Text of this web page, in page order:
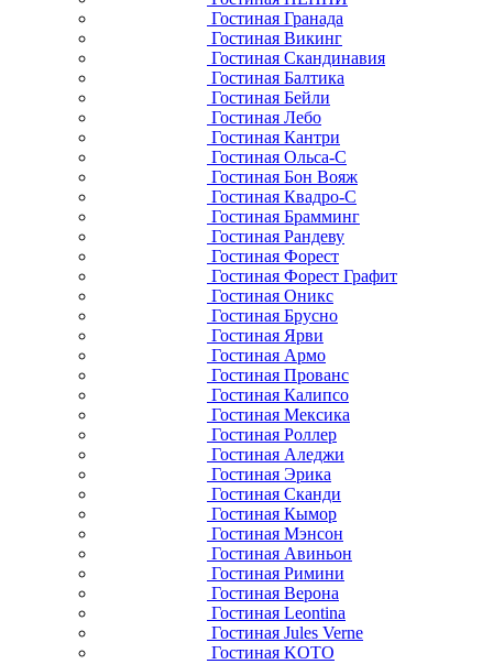
Гостиная Гранада
Гостиная Викинг
Гостиная Скандинавия
Гостиная Балтика
Гостиная Бейли
Гостиная Лебо
Гостиная Кантри
Гостиная Ольса-С
Гостиная Бон Вояж
Гостиная Квадро-С
Гостиная Брамминг
Гостиная Рандеву
Гостиная Форест
Гостиная Форест Графит
Гостиная Оникс
Гостиная Брусно
Гостиная Ярви
Гостиная Армо
Гостиная Прованс
Гостиная Калипсо
Гостиная Мексика
Гостиная Роллер
Гостиная Аледжи
Гостиная Эрика
Гостиная Сканди
Гостиная Кымор
Гостиная Мэнсон
Гостиная Авиньон
Гостиная Римини
Гостиная Верона
Гостиная Leontina
Гостиная Jules Verne
Гостиная KOTO